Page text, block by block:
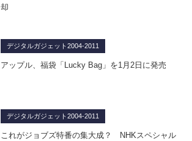
却
デジタルガジェット2004-2011
アップル、福袋「Lucky Bag」を1月2日に発売
デジタルガジェット2004-2011
これがジョブズ特番の集大成？ NHKスペシャル